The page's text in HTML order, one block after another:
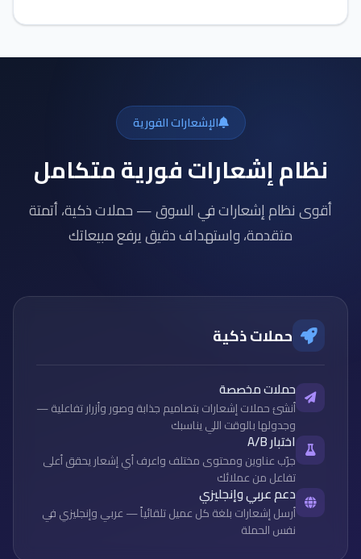
الإشعارات الفورية
نظام إشعارات فورية متكامل
أقوى نظام إشعارات في السوق — حملات ذكية، أتمتة
متقدمة، واستهداف دقيق يرفع مبيعاتك
حملات ذكية
حملات مخصصة
أنشئ حملات إشعارات بتصاميم جذابة وصور وأزرار تفاعلية —
وجدولها بالوقت اللي يناسبك
اختبار A/B
جرّب عناوين ومحتوى مختلف واعرف أي إشعار يحقق أعلى
تفاعل من عملائك
دعم عربي وإنجليزي
أرسل إشعارات بلغة كل عميل تلقائياً — عربي وإنجليزي في
نفس الحملة